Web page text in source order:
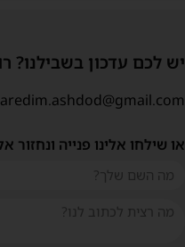
יש לכם עדכון בשבילנו?
או שילחו אלינו פנייה ונחזור